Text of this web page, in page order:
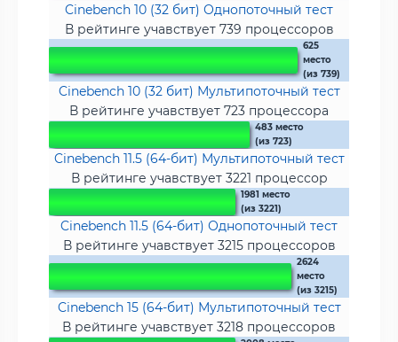
Cinebench 10 (32 бит) Однопоточный тест
В рейтинге учавствует 739 процессоров
625
место
(из 739)
Cinebench 10 (32 бит) Мультипоточный тест
В рейтинге учавствует 723 процессора
483 место
(из 723)
Cinebench 11.5 (64-бит) Мультипоточный тест
В рейтинге учавствует 3221 процессор
1981 место
(из 3221)
Cinebench 11.5 (64-бит) Однопоточный тест
В рейтинге учавствует 3215 процессоров
2624
место
(из 3215)
Cinebench 15 (64-бит) Мультипоточный тест
В рейтинге учавствует 3218 процессоров